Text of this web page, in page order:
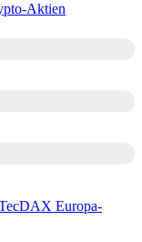
Aktien
Europa-